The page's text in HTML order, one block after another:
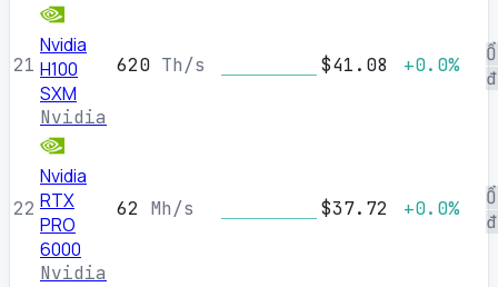
21
Nvidia
H100
SXM
Nvidia
620 Th/s $41.08 +0.0%
22
Nvidia
RTX
PRO
6000
Nvidia
62 Mh/s $37.72 +0.0%